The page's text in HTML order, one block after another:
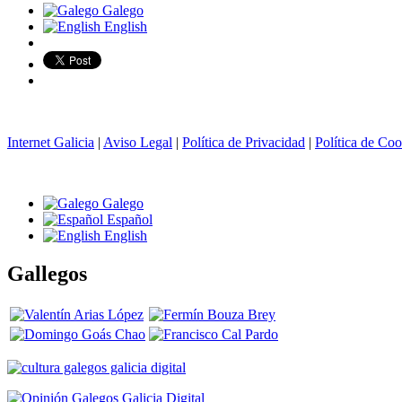
Galego
English
Internet Galicia | Aviso Legal | Política de Privacidad | Política de
Galego
Español
English
Gallegos